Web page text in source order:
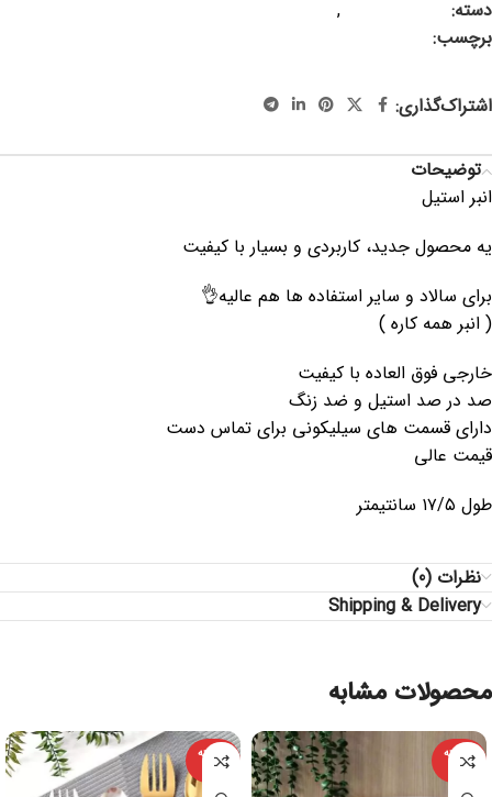
دسته: ,
برچسب:
اشتراک‌گذاری:
توضیحات
انبر استیل
یه محصول جدید، کاربردی و بسیار با کیفیت
برای سالاد و سایر استفاده ها هم عالیه👌
( انبر همه کاره )
خارجی فوق العاده با کیفیت
صد در صد استیل و ضد زنگ
دارای قسمت های سیلیکونی برای تماس دست
قیمت عالی
طول ۱۷/۵ سانتیمتر
نظرات (0)
Shipping & Delivery
محصولات مشابه
فروخته
شده
فروخته
شده